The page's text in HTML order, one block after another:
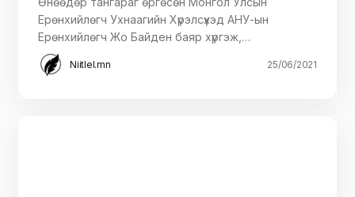
Ерөнхийлөгч Ухнаагийн Хүрэлсүхэд АНУ-ын
Ерөнхийлөгч Жо Байден баяр хүргэж,…
Niitlel.mn 25/06/2021